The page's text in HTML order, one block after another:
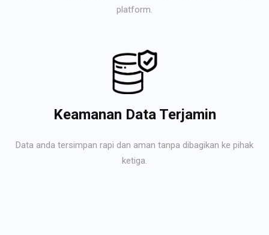
platform.
Keamanan Data Terjamin
Data anda tersimpan rapi dan aman tanpa dibagikan ke pihak
ketiga.